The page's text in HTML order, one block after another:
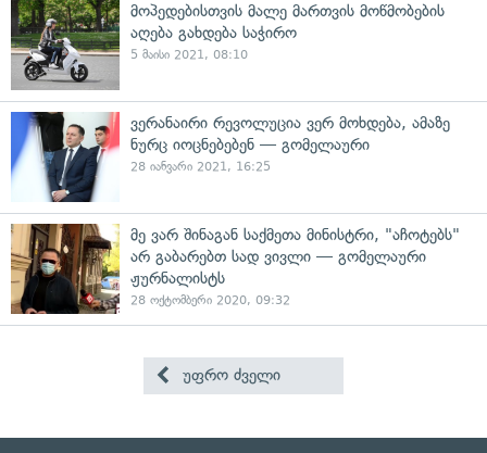
მოპედებისთვის მალე მართვის მოწმობების
აღება გახდება საჭირო
5 მაისი 2021, 08:10
ვერანაირი რევოლუცია ვერ მოხდება, ამაზე
ნურც იოცნებებენ — გომელაური
28 იანვარი 2021, 16:25
მე ვარ შინაგან საქმეთა მინისტრი, "აჩოტებს"
არ გაბარებთ სად ვივლი — გომელაური
ჟურნალისტს
28 ოქტომბერი 2020, 09:32
უფრო ძველი